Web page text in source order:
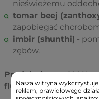
nieświeżemu
tomar beej
zapobiegać
imbir (shunthi) -
zębów.
Produkt jest w 100%
fluoru.
Nasza witryna
reklam, prawidłowego